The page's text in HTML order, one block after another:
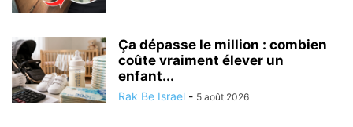
Ça dépasse le million : combien
coûte vraiment élever un
enfant...
Rak Be Israel - 5 août 2026